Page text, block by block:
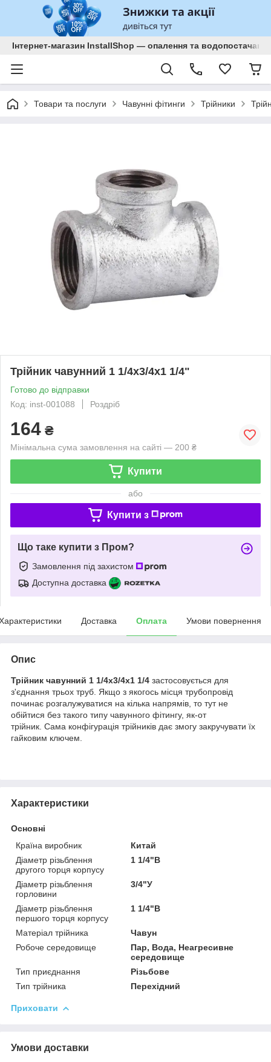
Інтернет-магазин InstallShop — опалення та водопостачання
Товари та послуги Чавунні фітинги Трійники
Трійник чавунний 1 1/4x3/4x1 1/4"
Готово до відправки
Код: inst-001088
Роздріб
164 ₴
Мінімальна сума замовлення на сайті — 200 ₴
Купити
або
Купити з
Що таке купити з Пром?
Замовлення під захистом
Доступна доставка
Доставка Оплата Умови повернення
Опис
Трійник чавунний 1 1/4x3/4x1 1/4 застосовується для
з'єднання трьох труб. Якщо з якогось місця трубопровід
починає розгалужуватися на кілька напрямів, то тут не
обійтися без такого типу чавунного фітингу, як-от
трійник. Сама конфігурація трійників дає змогу закручувати їх
гайковим ключем.
Характеристики
Основні
Країна виробник
Китай
Діаметр різьблення
другого торця корпусу
1 1/4"В
Діаметр різьблення
горловини
3/4"У
Діаметр різьблення
першого торця корпусу
1 1/4"В
Матеріал трійника
Чавун
Робоче середовище
Пар, Вода, Неагресивне
середовище
Тип приєднання
Різьбове
Тип трійника
Перехідний
Приховати
Умови доставки